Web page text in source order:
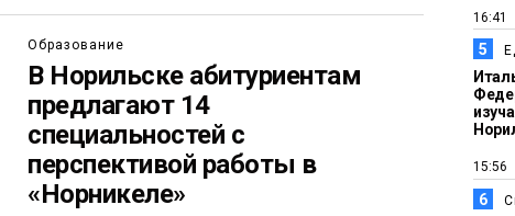
Образование
В Норильске абитуриентам
предлагают 14
специальностей с
перспективой работы в
«Норникеле»
16:41
5
15:56
6